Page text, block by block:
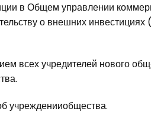
в Общем управлении
о внешних инвестициях
всех учредителей нового
учрежденииобщества.